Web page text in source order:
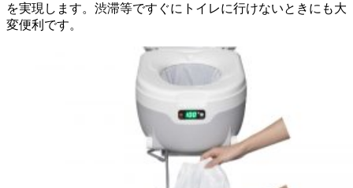
を実現します。渋滞等ですぐにトイレに行けないときにも大
変便利です。